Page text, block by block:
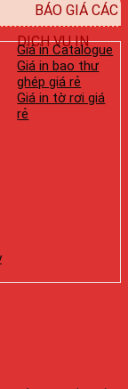
BÁO GIÁ CÁC
DỊCH VỤ IN
Giá in Catalogue
Giá in bao thư
ghép giá rẻ
Giá in tờ rơi giá
rẻ